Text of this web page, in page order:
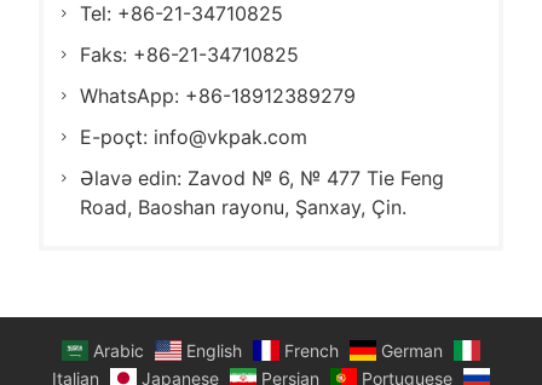
Tel: +86-21-34710825
Faks: +86-21-34710825
WhatsApp: +86-18912389279
E-poçt: info@vkpak.com
Əlavə edin: Zavod № 6, № 477 Tie Feng
Road, Baoshan rayonu, Şanxay, Çin.
Arabic English French
German
Italian
Japanese Persian Portuguese